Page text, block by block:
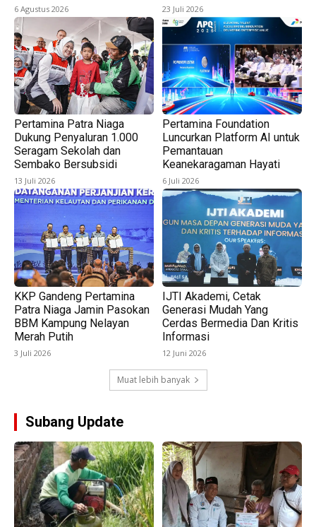
6 Agustus 2026 23 Juli 2026
Pertamina Patra Niaga
Dukung Penyaluran 1.000
Seragam Sekolah dan
Sembako Bersubsidi
13 Juli 2026
Pertamina Foundation
Luncurkan Platform AI untuk
Pemantauan
Keanekaragaman Hayati
6 Juli 2026
KKP Gandeng Pertamina
Patra Niaga Jamin Pasokan
BBM Kampung Nelayan
Merah Putih
3 Juli 2026
IJTI Akademi, Cetak
Generasi Mudah Yang
Cerdas Bermedia Dan Kritis
Informasi
12 Juni 2026
Muat lebih banyak
Subang Update